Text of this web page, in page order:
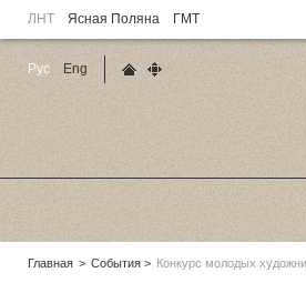
ЛНТ Ясная Поляна ГМТ
Родительские
Главная События Конкурс молодых
Рус
Eng